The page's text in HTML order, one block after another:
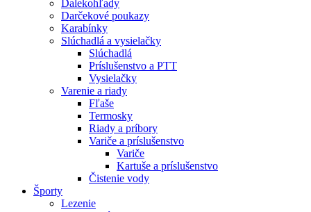
Ďalekohľady
Darčekové poukazy
Karabínky
Slúchadlá a vysielačky
Slúchadlá
Príslušenstvo a PTT
Vysielačky
Varenie a riady
Fľaše
Termosky
Riady a príbory
Variče a príslušenstvo
Variče
Kartuše a príslušenstvo
Čistenie vody
Športy
Lezenie